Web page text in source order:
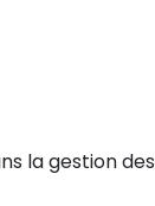
la gestion des